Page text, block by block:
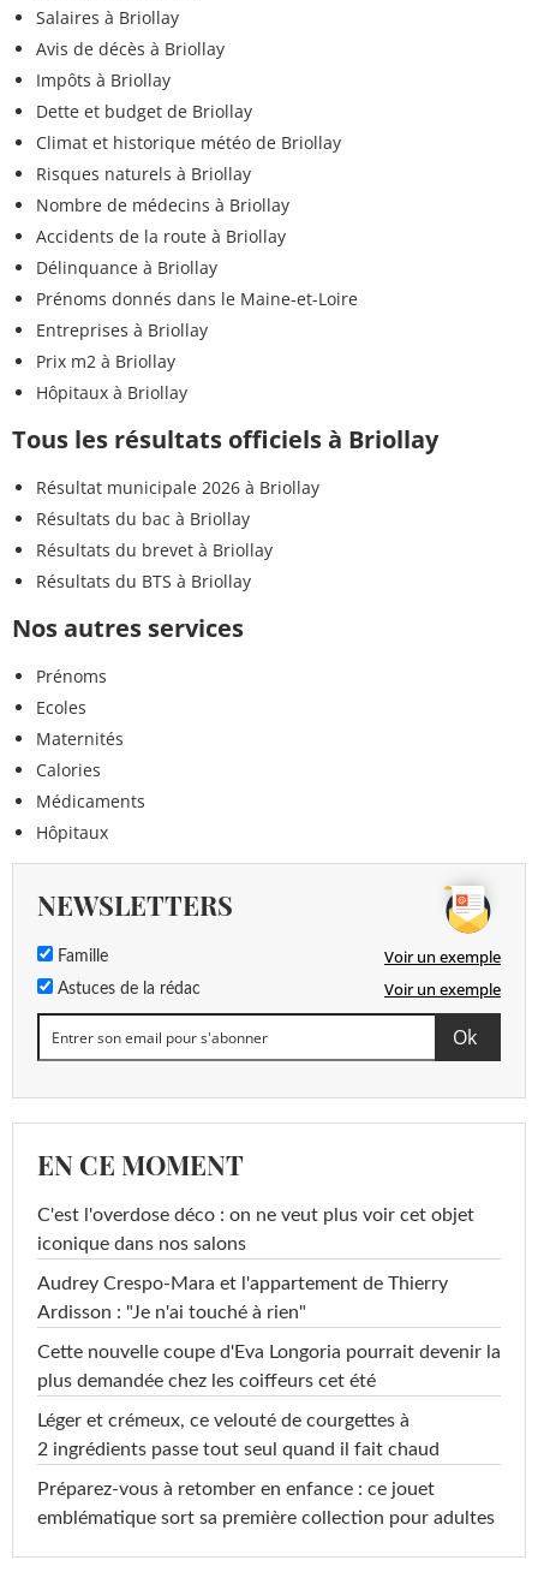
Salaires à Briollay
Avis de décès à Briollay
Impôts à Briollay
Dette et budget de Briollay
Climat et historique météo de Briollay
Risques naturels à Briollay
Nombre de médecins à Briollay
Accidents de la route à Briollay
Délinquance à Briollay
Prénoms donnés dans le Maine-et-Loire
Entreprises à Briollay
Prix m2 à Briollay
Hôpitaux à Briollay
Tous les résultats officiels à Briollay
Résultat municipale 2026 à Briollay
Résultats du bac à Briollay
Résultats du brevet à Briollay
Résultats du BTS à Briollay
Nos autres services
Prénoms
Ecoles
Maternités
Calories
Médicaments
Hôpitaux
NEWSLETTERS
Famille Voir un exemple
Astuces de la rédac Voir un exemple
EN CE MOMENT
C'est l'overdose déco : on ne veut plus voir cet objet
iconique dans nos salons
Audrey Crespo-Mara et l'appartement de Thierry
Ardisson : "Je n'ai touché à rien"
Cette nouvelle coupe d'Eva Longoria pourrait devenir la
plus demandée chez les coiffeurs cet été
Léger et crémeux, ce velouté de courgettes à
2 ingrédients passe tout seul quand il fait chaud
Préparez-vous à retomber en enfance : ce jouet
emblématique sort sa première collection pour adultes